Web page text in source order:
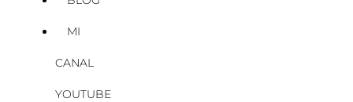
MI
CANAL
YOUTUBE